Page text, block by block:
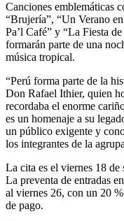
Canciones emblemáticas
“Brujería”, “Un Verano
Pa’l Café” y “La Fiesta
formarán parte de una
música tropical.
“Perú forma parte de la
Don Rafael Ithier, quien
recordaba el enorme
es un homenaje a su
un público exigente y
los integrantes de la
La cita es el viernes 18
La preventa de entradas
al viernes 26, con un 20
de pago.